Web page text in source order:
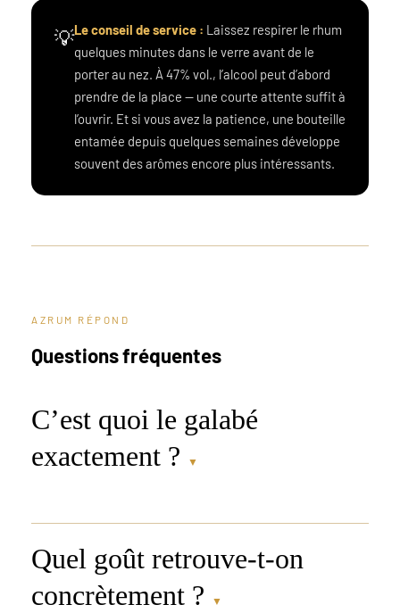
💡Le conseil de service : Laissez respirer le rhum
quelques minutes dans le verre avant de le
porter au nez. À 47% vol., l’alcool peut d’abord
prendre de la place — une courte attente suffit à
l’ouvrir. Et si vous avez la patience, une bouteille
entamée depuis quelques semaines développe
souvent des arômes encore plus intéressants.
AZRUM RÉPOND
Questions fréquentes
C’est quoi le galabé
exactement ?
▼
Quel goût retrouve-t-on
concrètement ?
▼